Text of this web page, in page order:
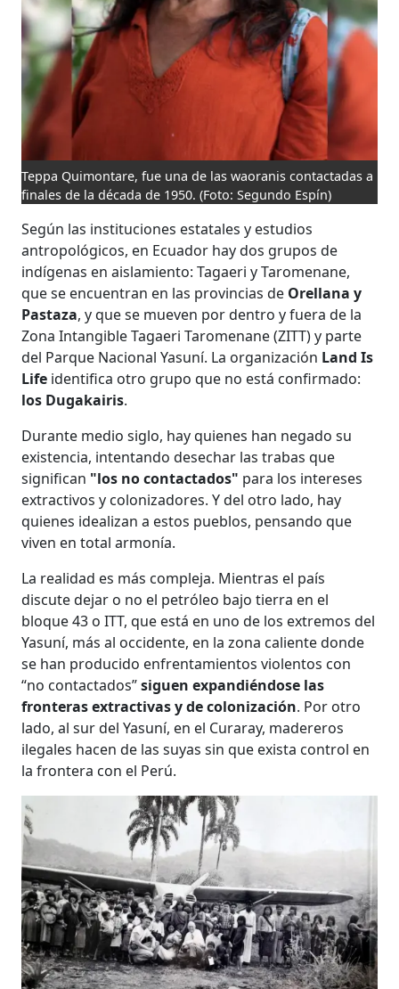
Teppa Quimontare, fue una de las waoranis contactadas a
finales de la década de 1950. (Foto: Segundo Espín)
Según las instituciones estatales y estudios
antropológicos, en Ecuador hay dos grupos de
indígenas en aislamiento: Tagaeri y Taromenane,
que se encuentran en las provincias de Orellana y
Pastaza, y que se mueven por dentro y fuera de la
Zona Intangible Tagaeri Taromenane (ZITT) y parte
del Parque Nacional Yasuní. La organización Land Is
Life identifica otro grupo que no está confirmado:
los Dugakairis.
Durante medio siglo, hay quienes han negado su
existencia, intentando desechar las trabas que
significan "los no contactados" para los intereses
extractivos y colonizadores. Y del otro lado, hay
quienes idealizan a estos pueblos, pensando que
viven en total armonía.
La realidad es más compleja. Mientras el país
discute dejar o no el petróleo bajo tierra en el
bloque 43 o ITT, que está en uno de los extremos del
Yasuní, más al occidente, en la zona caliente donde
se han producido enfrentamientos violentos con
“no contactados”siguen expandiéndose las
fronteras extractivas y de colonización. Por otro
lado, al sur del Yasuní, en el Curaray, madereros
ilegales hacen de las suyas sin que exista control en
la frontera con el Perú.